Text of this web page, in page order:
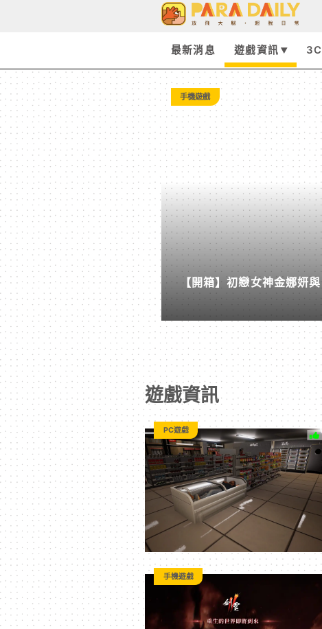
資
訊
-
Paradaily
-
遊
戲
｜
動
漫
二
次
元
｜
最新消息 遊戲資訊
手機遊戲
【開箱】初戀女神金娜妍
柒息地推出「國王燒烤節
遊戲資訊
PC遊戲
手機遊戲